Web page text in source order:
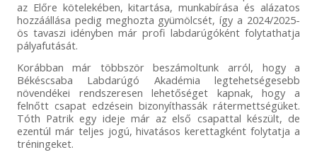
az Előre kötelekében, kitartása, munkabírása és alázatos
hozzáállása pedig meghozta gyümölcsét, így a 2024/2025-
ös tavaszi idényben már profi labdarúgóként folytathatja
pályafutását.
Korábban már többször beszámoltunk arról, hogy a
Békéscsaba Labdarúgó Akadémia legtehetségesebb
növendékei rendszeresen lehetőséget kapnak, hogy a
felnőtt csapat edzésein bizonyíthassák rátermettségüket.
Tóth Patrik egy ideje már az első csapattal készült, de
ezentúl már teljes jogú, hivatásos kerettagként folytatja a
tréningeket.